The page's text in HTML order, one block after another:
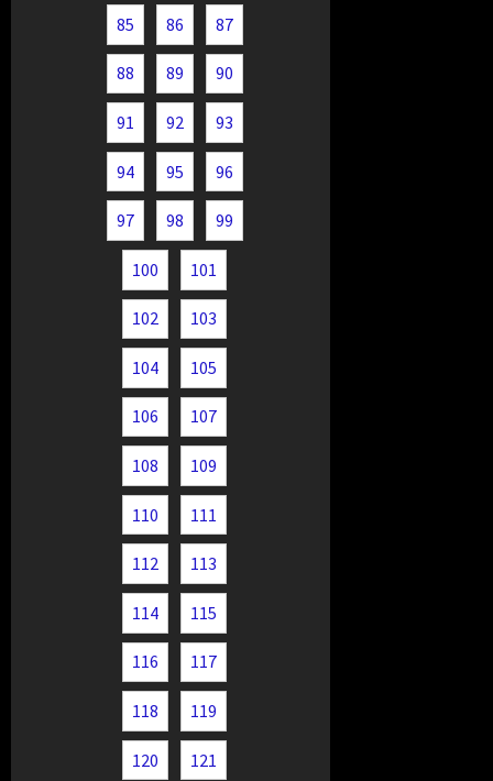
85 86 87
88 89 90
91 92 93
94 95 96
97 98 99
100 101
102 103
104 105
106 107
108 109
110 111
112 113
114 115
116 117
118 119
120 121